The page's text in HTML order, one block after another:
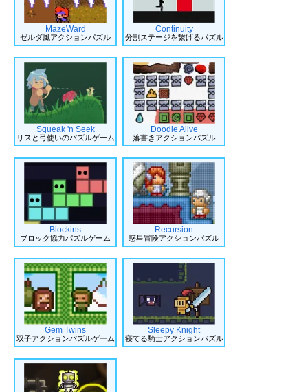
MazeWard
ゼルダ風アクションパズル
Continuity
分割ステージを繋げるパズル
Squeak 'n Seek
リスと弓使いのパズルゲーム
Doodle Alive
落書きアクションパズル
Blockins
ブロック協力パズルゲーム
Recursion
惑星冒険アクションパズル
Gem Twins
双子アクションパズルゲーム
Sleepy Knight
寝てる騎士アクションパズル